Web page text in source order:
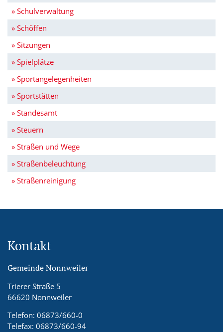
» Schulverwaltung
» Schöffen
» Sitzungen
» Spielplätze
» Sportangelegenheiten
» Sportstätten
» Standesamt
» Steuern
» Straßen und Wege
» Straßenbeleuchtung
» Straßenreinigung
Kontakt
Gemeinde Nonnweiler
Trierer Straße 5
66620 Nonnweiler
Telefon: 06873/660-0
Telefax: 06873/660-94